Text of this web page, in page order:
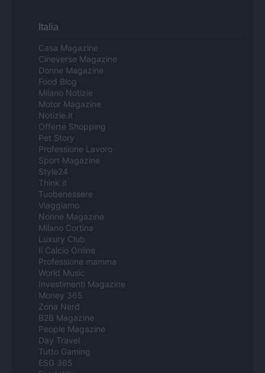
Italia
Casa Magazine
Cineverse Magazine
Donne Magazine
Food Blog
Milano Notizie
Motor Magazine
Notizie.it
Offerte Shopping
Pet Story
Professione Lavoro
Sport Magazine
Style24
Think.it
Tuobenessere
Viaggiamo
Nonne Magazine
Milano Cortina
Luxury Club
Il Calcio Online
Professione mamma
World Music
Investimenti Magazine
Money 365
Zona Nerd
B2B Magazine
People Magazine
Day Travel
Tutto Gaming
ESG 365